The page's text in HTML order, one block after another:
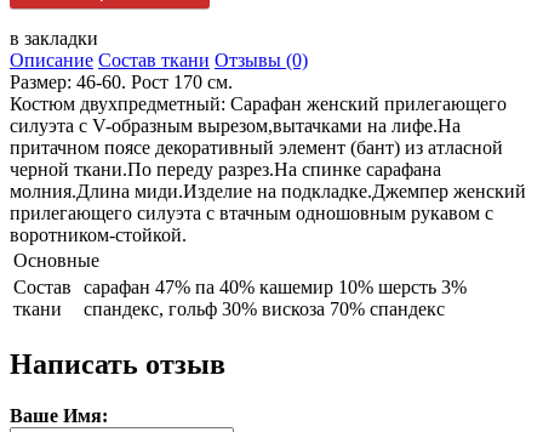
в закладки
Описание Состав ткани Отзывы (0)
Размер: 46-60. Рост 170 см.
Костюм двухпредметный: Сарафан женский прилегающего
силуэта с V-образным вырезом,вытачками на лифе.На
притачном поясе декоративный элемент (бант) из атласной
черной ткани.По переду разрез.На спинке сарафана
молния.Длина миди.Изделие на подкладке.Джемпер женский
прилегающего силуэта с втачным одношовным рукавом с
воротником-стойкой.
Основные
Состав
ткани
сарафан 47% па 40% кашемир 10% шерсть 3%
спандекс, гольф 30% вискоза 70% спандекс
Написать отзыв
Ваше Имя: